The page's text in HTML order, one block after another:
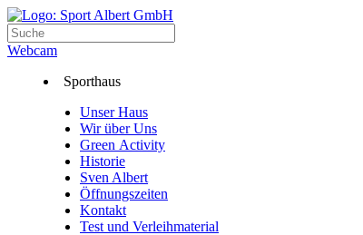
Webcam
Sporthaus
Unser Haus
Wir über Uns
Green Activity
Historie
Sven Albert
Öffnungszeiten
Kontakt
Test und Verleihmaterial